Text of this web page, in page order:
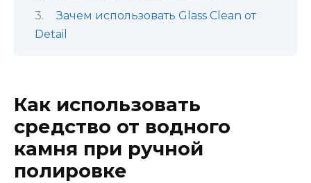
Зачем использовать Glass Clean от
Detail
Как использовать
средство от водного
камня при ручной
полировке